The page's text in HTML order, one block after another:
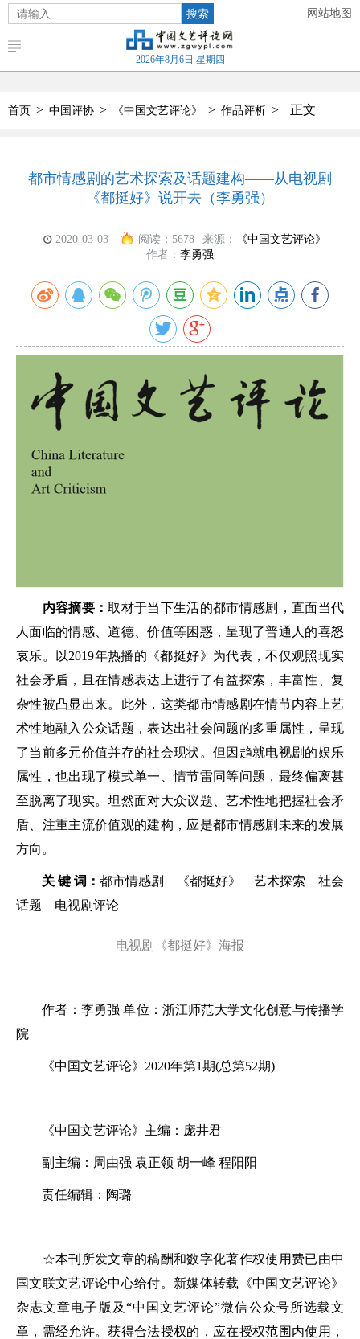
搜索 网站地图
2026年8月6日 星期四
首页 > 中国评协 > 《中国文艺评论》 > 作品评析 > 正文
都市情感剧的艺术探索及话题建构——从电视剧
《都挺好》说开去（李勇强）
2020-03-03 阅读： 5678 来源：
《中国文艺评论》
作者： 李勇强
内容摘要：取材于当下生活的都市情感剧，直面当代
人面临的情感、道德、价值等困惑，呈现了普通人的喜怒
哀乐。以2019年热播的《都挺好》为代表，不仅观照现实
社会矛盾，且在情感表达上进行了有益探索，丰富性、复
杂性被凸显出来。此外，这类都市情感剧在情节内容上艺
术性地融入公众话题，表达出社会问题的多重属性，呈现
了当前多元价值并存的社会现状。但因趋就电视剧的娱乐
属性，也出现了模式单一、情节雷同等问题，最终偏离甚
至脱离了现实。坦然面对大众议题、艺术性地把握社会矛
盾、注重主流价值观的建构，应是都市情感剧未来的发展
方向。
关 键 词： 都市情感剧 《都挺好》 艺术探索 社会
话题 电视剧评论
电视剧《都挺好》海报
作者：李勇强 单位：浙江师范大学文化创意与传播学
院
《中国文艺评论》2020年第1期(总第52期)
《中国文艺评论》主编：庞井君
副主编：周由强 袁正领 胡一峰 程阳阳
责任编辑：陶璐
☆本刊所发文章的稿酬和数字化著作权使用费已由中
国文联文艺评论中心给付。新媒体转载《中国文艺评论》
杂志文章电子版及“中国文艺评论”微信公众号所选载文
章，需经允许。获得合法授权的，应在授权范围内使用，